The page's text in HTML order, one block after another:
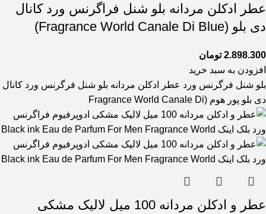
عطر ادکلن مردانه بلو شنل فراگرنس ورد کانال
دی بلو (Fragrance World Canale Di Blue)
2.898.300 تومان
افزودن به سبد خرید
بلو شنل فرگرنس ورد عطر ادکلن مردانه بلو شنل فرگرنس ورد کانال
دی بلو پور هوم (Fragrance World Canale Di
عطر و ادکلن مردانه 100 میل لالیک مشکی